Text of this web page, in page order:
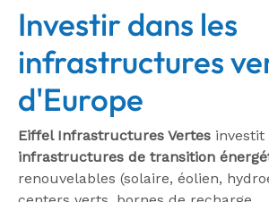
Investir dans les
infrastructures
d'Europe
Eiffel Infrastructures Vertes investit
infrastructures de transition
renouvelables (solaire, éolien,